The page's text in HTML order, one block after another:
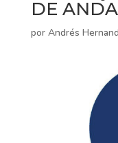
DE
por Andrés